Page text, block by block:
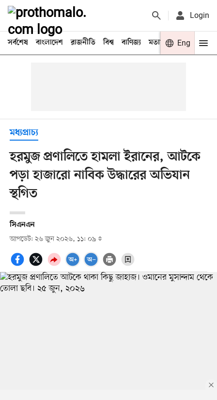
Login
সর্বশেষ বাংলাদেশ রাজনীতি বিশ্ব বাণিজ্য মতামত খেলা
Eng
মধ্যপ্রাচ্য
হরমুজ প্রণালিতে হামলা ইরানের, আটকে
পড়া হাজারো নাবিক উদ্ধারের অভিযান
স্থগিত
সিএনএন
আপডেট: ২৬ জুন ২০২৬, ১১: ০৯